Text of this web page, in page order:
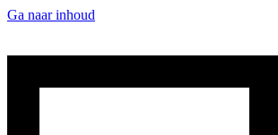
Ga naar inhoud